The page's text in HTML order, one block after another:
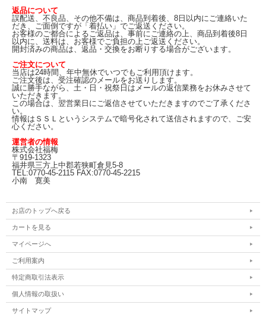
返品について
誤配送、不良品、その他不備は、商品到着後、8日以内にご連絡いた
だき、ご面倒ですが「着払い」でご返送ください。
お客様のご都合によるご返品は、事前にご連絡の上、商品到着後8日
以内に、送料は、お客様でご負担の上ご返送ください。
開封済みの商品は、返品・交換をお断りする場合がございます。
ご注文について
当店は24時間、年中無休でいつでもご利用頂けます。
ご注文後は、受注確認のメールをお送りします。
誠に勝手ながら、土・日・祝祭日はメールの返信業務をお休みさせて
いただきます。
この場合は、翌営業日にご返信させていただきますのでご了承くださ
い。
情報はＳＳＬというシステムで暗号化されて送信されますので、ご安
心ください。
運営者の情報
株式会社福梅
〒919-1323
福井県三方上中郡若狭町倉見5-8
TEL:0770-45-2115 FAX:0770-45-2215
小南 寛美
お店のトップへ戻る
カートを見る
マイページへ
ご利用案内
特定商取引法表示
個人情報の取扱い
サイトマップ